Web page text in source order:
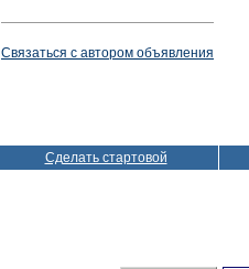
Связаться с автором объявления
Сделать стартовой